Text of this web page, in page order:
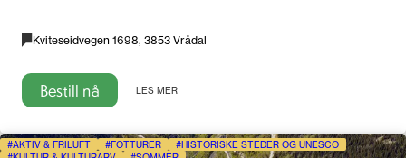
Kviteseidvegen 1698, 3853 Vrådal
Bestill nå LES MER
AKTIV & FRILUFT FOTTURER
HISTORISKE STEDER OG UNESCO